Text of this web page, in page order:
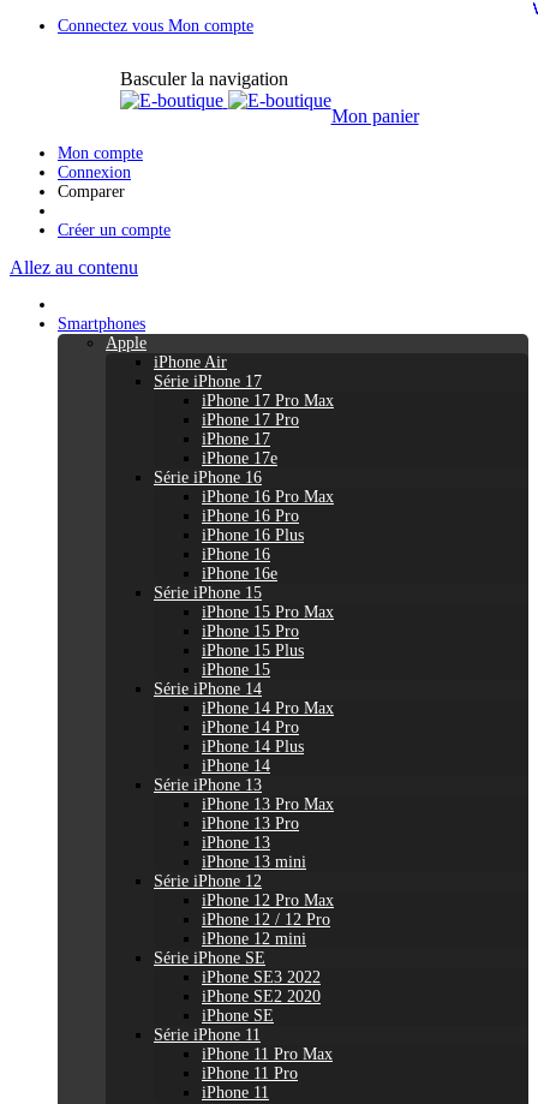
Connectez vous Mon compte
Basculer la navigation
Mon panier
Mon compte
Connexion
Comparer
Créer un compte
Allez au contenu
Smartphones
Apple
iPhone Air
Série iPhone 17
iPhone 17 Pro Max
iPhone 17 Pro
iPhone 17
iPhone 17e
Série iPhone 16
iPhone 16 Pro Max
iPhone 16 Pro
iPhone 16 Plus
iPhone 16
iPhone 16e
Série iPhone 15
iPhone 15 Pro Max
iPhone 15 Pro
iPhone 15 Plus
iPhone 15
Série iPhone 14
iPhone 14 Pro Max
iPhone 14 Pro
iPhone 14 Plus
iPhone 14
Série iPhone 13
iPhone 13 Pro Max
iPhone 13 Pro
iPhone 13
iPhone 13 mini
Série iPhone 12
iPhone 12 Pro Max
iPhone 12 / 12 Pro
iPhone 12 mini
Série iPhone SE
iPhone SE3 2022
iPhone SE2 2020
iPhone SE
Série iPhone 11
iPhone 11 Pro Max
iPhone 11 Pro
iPhone 11